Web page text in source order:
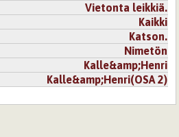
Vietonta leikkiä.
Kaikki
Katson.
Nimetön
Kalle&amp;Henri
Kalle&amp;Henri(OSA 2)